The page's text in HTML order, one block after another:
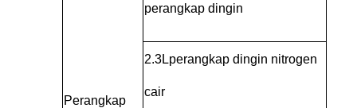
Perangkap
perangkap dingin
2.3Lperangkap dingin nitrogen
cair